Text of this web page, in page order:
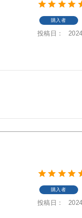
購入者
投稿日
購入者
投稿日